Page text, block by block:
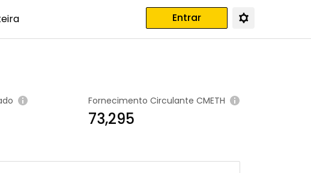
Entrar
Fornecimento Circulante CMETH
73,295